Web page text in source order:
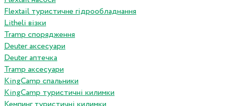
Flextail туристичне гідрообладнання
Litheli візки
Tramp спорядження
Deuter аксесуари
Deuter аптечка
Tramp аксесуари
KingCamp спальники
KingCamp туристичні килимки